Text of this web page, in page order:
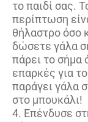
το παιδί σας.
περίπτωση
θήλαστρο όσο
δώσετε γάλα
πάρει το σήμα
επαρκές για
παράγει γάλα
στο μπουκάλι!
4. Επένδυσε